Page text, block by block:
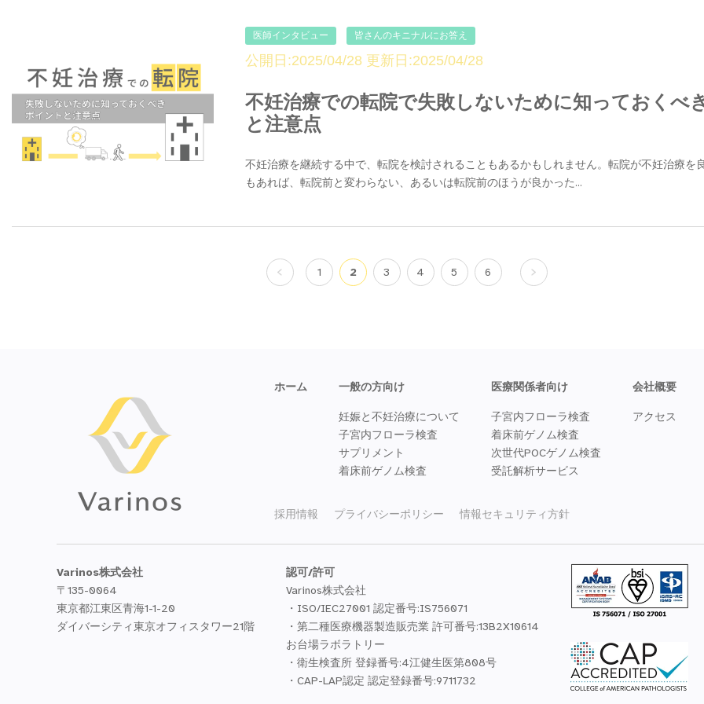
医師インタビュー 皆さんのキニナルにお答え
公開日:2025/04/28 更新日:2025/04/28
不妊治療での転院で失敗しないために知っておくべ
と注意点
不妊治療を継続する中で、転院を検討されることもあるかもしれません。転院が不妊治療を
もあれば、転院前と変わらない、あるいは転院前のほうが良かった...
1 2 3 4 5 6
ホーム 一般の方向け
妊娠と不妊治療について
子宮内フローラ検査
サプリメント
着床前ゲノム検査
医療関係者向け
子宮内フローラ検査
着床前ゲノム検査
次世代POCゲノム検査
受託解析サービス
会社概要
アクセス
採用情報 プライバシーポリシー 情報セキュリティ方針
Varinos株式会社
〒135-0064
東京都江東区青海1-1-20
ダイバーシティ東京オフィスタワー21階
認可/許可
Varinos株式会社
・ISO/IEC27001 認定番号:IS756071
・第二種医療機器製造販売業 許可番号:13B2X10614
お台場ラボラトリー
・衛生検査所 登録番号:4江健生医第808号
・CAP-LAP認定 認定登録番号:9711732